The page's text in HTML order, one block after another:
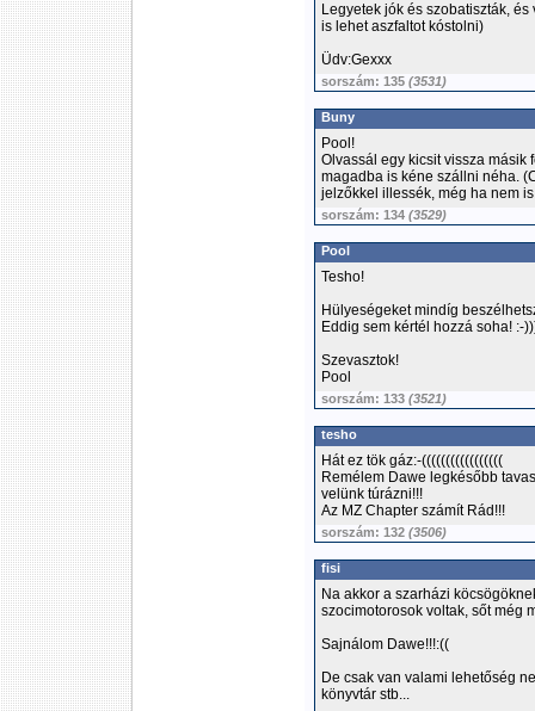
Legyetek jók és szobatiszták,
is lehet aszfaltot kóstolni)
Üdv:Gexxx
sorszám: 135 (3531)
Buny
Pool!
Olvassál egy kicsit vissza másik
magadba is kéne szállni néha.
jelzőkkel illessék, még ha nem
sorszám: 134 (3529)
Pool
Tesho!
Hülyeségeket mindíg
Eddig sem kértél hozzá soha! :-
Szevasztok!
Pool
sorszám: 133 (3521)
tesho
Hát ez tök gáz:-(((((((((((((((((
Remélem Dawe legkésőbb
velünk túrázni!!!
Az MZ Chapter számít Rád!!!
sorszám: 132 (3506)
fisi
Na akkor a szarházi
szocimotorosok voltak, sőt még
Sajnálom Dawe!!!:((
De csak van valami lehetőség
könyvtár stb...